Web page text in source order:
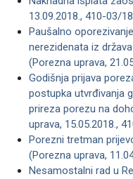
13.09.2018., 410-03/
Paušalno
nerezidenata iz
(Porezna uprava,
Godišnja prijava
postupka utvrđivanja
prireza porezu na
uprava, 15.05.2018.,
Porezni tretman
(Porezna uprava,
Nesamostalni rad u